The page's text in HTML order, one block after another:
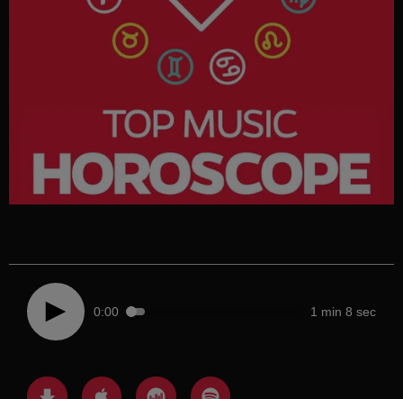
0:00 1 min 8 sec